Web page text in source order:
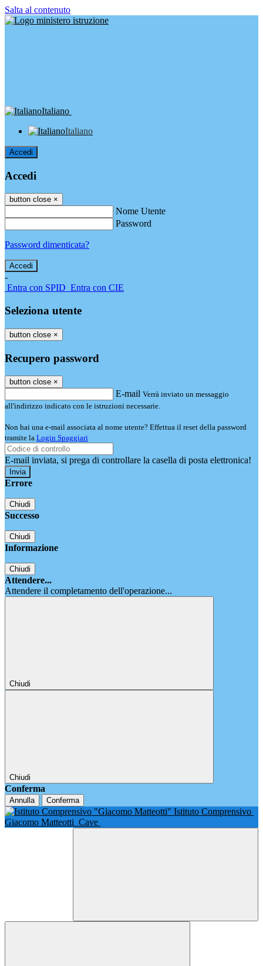
Salta al contenuto
Italiano
Italiano
Accedi
Accedi
button close ×
Nome Utente
Password
Password dimenticata?
-
Entra con SPID Entra con CIE
Seleziona utente
button close ×
Recupero password
button close ×
E-mail Verrà inviato un messaggio
all'indirizzo indicato con le istruzioni necessarie.
Non hai una e-mail associata al nome utente? Effettua il reset della password
tramite la Login Spaggiari
E-mail inviata, si prega di controllare la casella di posta elettronica!
Errore
Chiudi
Successo
Chiudi
Informazione
Chiudi
Attendere...
Attendere il completamento dell'operazione...
Chiudi
Chiudi
Conferma
Annulla Conferma
Istituto Comprensivo
Giacomo Matteotti Cave